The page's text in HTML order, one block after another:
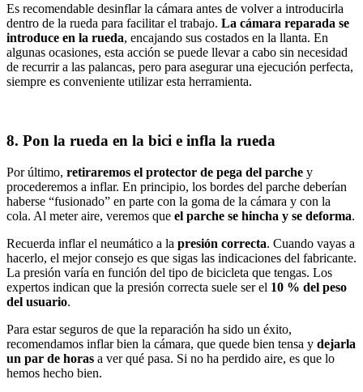
Es recomendable desinflar la cámara antes de volver a introducirla
dentro de la rueda para facilitar el trabajo. La cámara reparada se
introduce en la rueda, encajando sus costados en la llanta. En
algunas ocasiones, esta acción se puede llevar a cabo sin necesidad
de recurrir a las palancas, pero para asegurar una ejecución perfecta,
siempre es conveniente utilizar esta herramienta.
8. Pon la rueda en la bici e infla la rueda
Por último, retiraremos el protector de pega del parche y
procederemos a inflar. En principio, los bordes del parche deberían
haberse “fusionado” en parte con la goma de la cámara y con la
cola. Al meter aire, veremos que el parche se hincha y se deforma.
Recuerda inflar el neumático a la presión correcta. Cuando vayas a
hacerlo, el mejor consejo es que sigas las indicaciones del fabricante.
La presión varía en función del tipo de bicicleta que tengas. Los
expertos indican que la presión correcta suele ser el 10 % del peso
del usuario.
Para estar seguros de que la reparación ha sido un éxito,
recomendamos inflar bien la cámara, que quede bien tensa y dejarla
un par de horas a ver qué pasa. Si no ha perdido aire, es que lo
hemos hecho bien.